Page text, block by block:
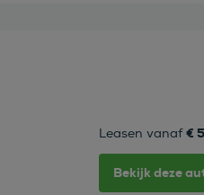
Leasen vanaf €
Bekijk deze